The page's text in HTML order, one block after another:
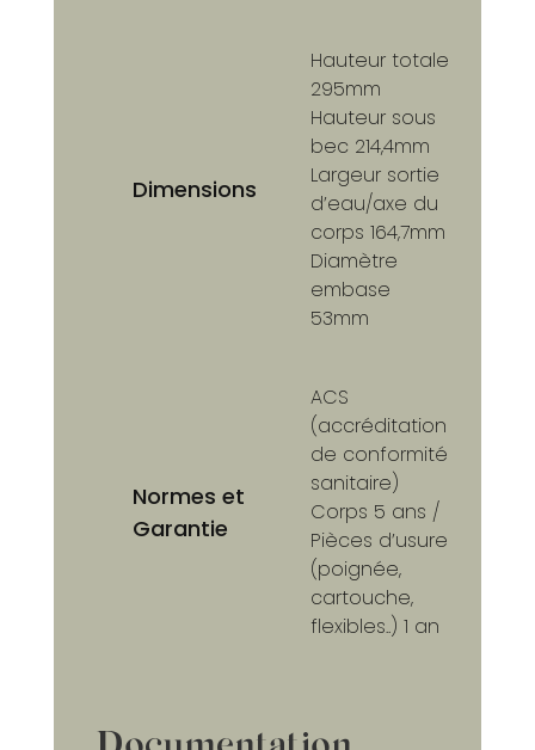
Dimensions
Hauteur totale
295mm
Hauteur sous
bec 214,4mm
Largeur sortie
d’eau/axe du
corps 164,7mm
Diamètre
embase
53mm
Normes et
Garantie
ACS
(accréditation
de conformité
sanitaire)
Corps 5 ans /
Pièces d’usure
(poignée,
cartouche,
flexibles..) 1 an